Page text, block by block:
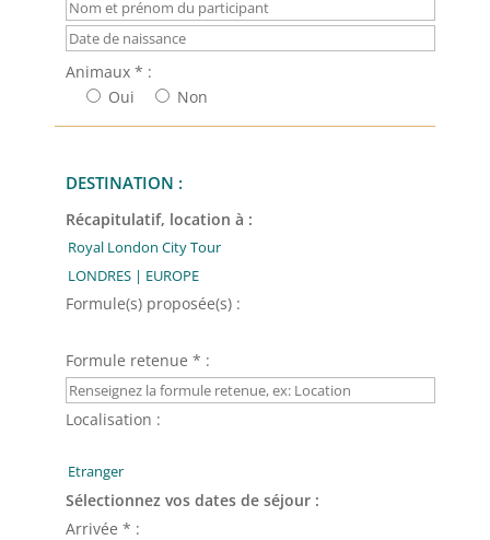
Animaux * :
Oui
Non
DESTINATION :
Récapitulatif, location à :
Formule(s) proposée(s) :
Formule retenue * :
Localisation :
Sélectionnez vos dates de séjour :
Arrivée * :